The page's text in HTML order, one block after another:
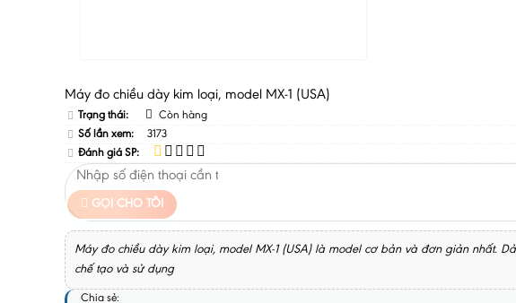
Máy đo chiều dày kim loại, model MX-1 (USA)
Trạng thái:
Còn hàng
Số lần xem:
3173
Đánh giá SP:
GỌI CHO TÔI
Máy đo chiều dày kim loại, model MX-1 (USA) là model cơ bản và đơn giản nhất.
chế tạo và sử dụng
Chia sẻ: